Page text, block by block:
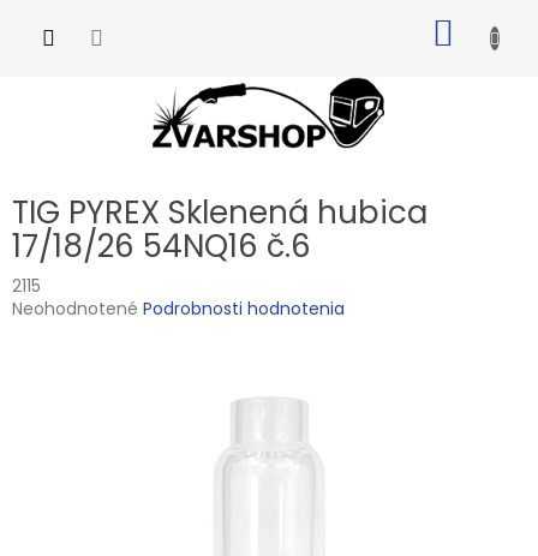
KOŠÍK
TIG PYREX Sklenená hubica
17/18/26 54NQ16 č.6
2115
Priemerné
Neohodnotené Podrobnosti hodnotenia